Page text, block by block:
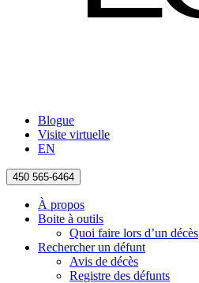
Blogue
Visite virtuelle
EN
450 565-6464
À propos
Boite à outils
Quoi faire lors d’un décès
Rechercher un défunt
Avis de décès
Registre des défunts